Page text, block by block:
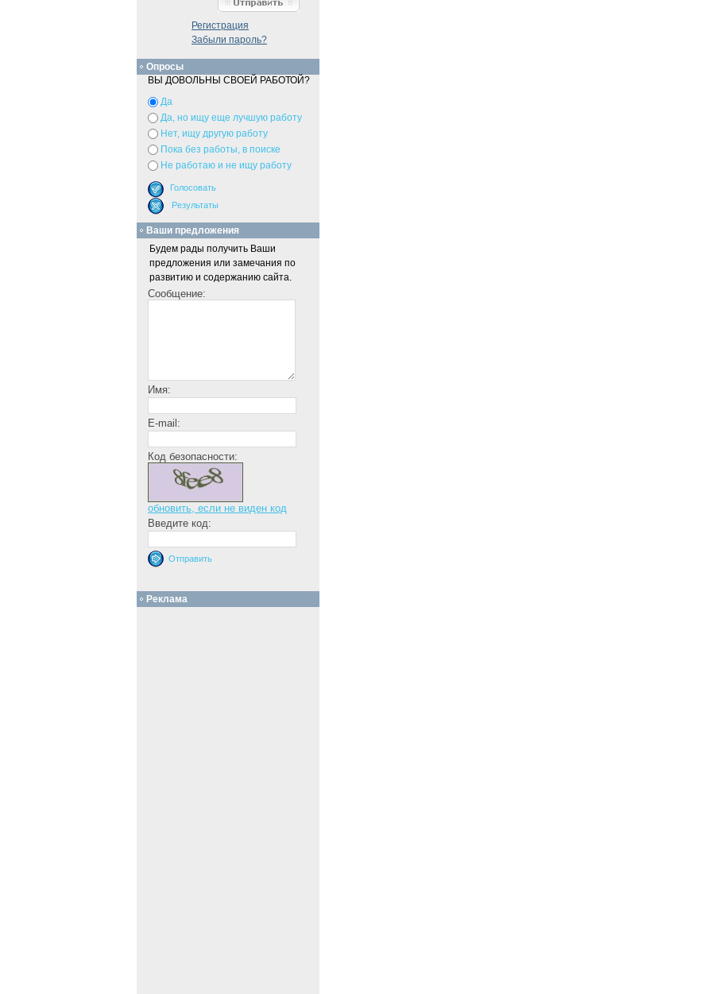
Регистрация
Забыли пароль?
Опросы
ВЫ ДОВОЛЬНЫ СВОЕЙ РАБОТОЙ?
Да
Да, но ищу еще лучшую работу
Нет, ищу другую работу
Пока без работы, в поиске
Не работаю и не ищу работу
Ваши предложения
Будем рады получить Ваши
предложения или замечания по
развитию и содержанию сайта.
Сообщение:
Имя:
E-mail:
Код безопасности:
обновить, если не виден код
Введите код:
Реклама